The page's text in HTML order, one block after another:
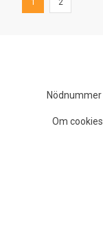
1 2
Nödnummer
Om cookies